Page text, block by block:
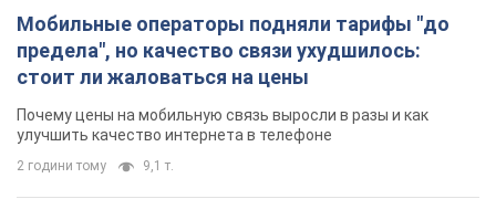
Мобильные операторы подняли тарифы "до
предела", но качество связи ухудшилось:
стоит ли жаловаться на цены
Почему цены на мобильную связь выросли в разы и как
улучшить качество интернета в телефоне
2 години тому 9,1 т.